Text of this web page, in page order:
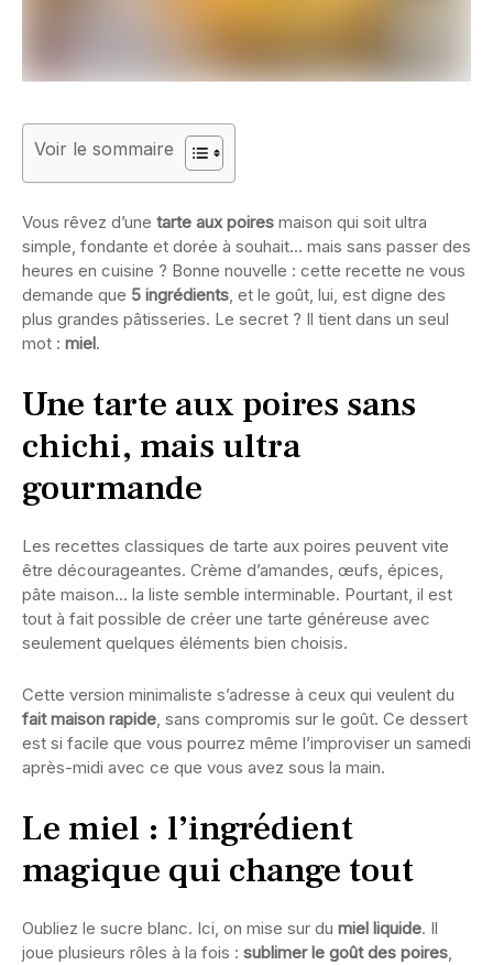
Voir le sommaire
Vous rêvez d’une tarte aux poires maison qui soit ultra
simple, fondante et dorée à souhait… mais sans passer des
heures en cuisine ? Bonne nouvelle : cette recette ne vous
demande que 5 ingrédients, et le goût, lui, est digne des
plus grandes pâtisseries. Le secret ? Il tient dans un seul
mot : miel.
Une tarte aux poires sans
chichi, mais ultra
gourmande
Les recettes classiques de tarte aux poires peuvent vite
être décourageantes. Crème d’amandes, œufs, épices,
pâte maison… la liste semble interminable. Pourtant, il est
tout à fait possible de créer une tarte généreuse avec
seulement quelques éléments bien choisis.
Cette version minimaliste s’adresse à ceux qui veulent du
fait maison rapide, sans compromis sur le goût. Ce dessert
est si facile que vous pourrez même l’improviser un samedi
après-midi avec ce que vous avez sous la main.
Le miel : l’ingrédient
magique qui change tout
Oubliez le sucre blanc. Ici, on mise sur du miel liquide. Il
joue plusieurs rôles à la fois : sublimer le goût des poires,